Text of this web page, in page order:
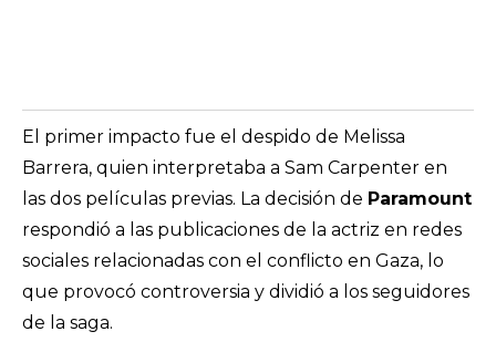
El primer impacto fue el despido de Melissa
Barrera, quien interpretaba a Sam Carpenter en
las dos películas previas. La decisión de Paramount
respondió a las publicaciones de la actriz en redes
sociales relacionadas con el conflicto en Gaza, lo
que provocó controversia y dividió a los seguidores
de la saga.